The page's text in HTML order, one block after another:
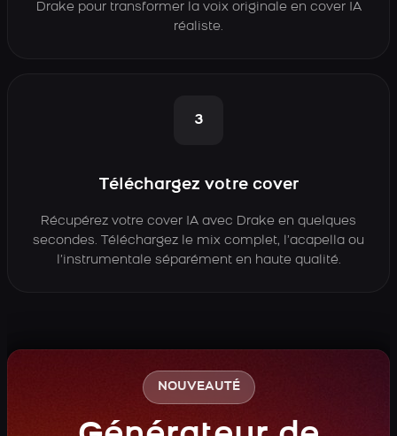
Drake pour transformer la voix originale en cover IA
réaliste.
3
Téléchargez votre cover
Récupérez votre cover IA avec Drake en quelques
secondes. Téléchargez le mix complet, l’acapella ou
l’instrumentale séparément en haute qualité.
NOUVEAUTÉ